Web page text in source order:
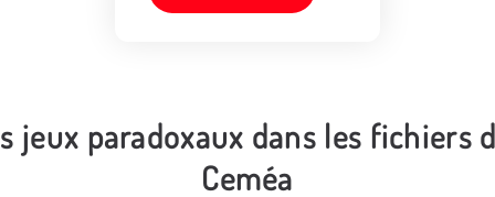
jeux paradoxaux dans les fichiers
Ceméa